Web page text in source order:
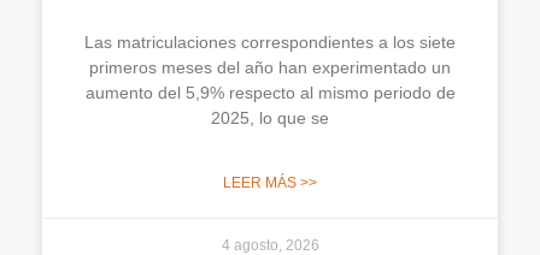
Las matriculaciones correspondientes a los siete
primeros meses del año han experimentado un
aumento del 5,9% respecto al mismo periodo de
2025, lo que se
LEER MÁS >>
4 agosto, 2026